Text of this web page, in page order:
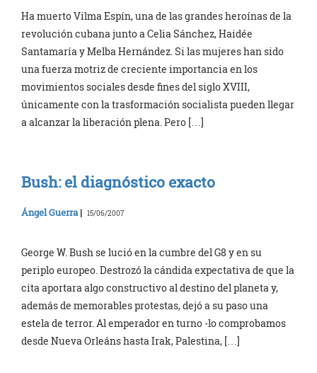
Ha muerto Vilma Espín, una de las grandes heroínas de la
revolución cubana junto a Celia Sánchez, Haidée
Santamaría y Melba Hernández. Si las mujeres han sido
una fuerza motriz de creciente importancia en los
movimientos sociales desde fines del siglo XVIII,
únicamente con la trasformación socialista pueden llegar
a alcanzar la liberación plena. Pero […]
Bush: el diagnóstico exacto
Ángel Guerra | 15/06/2007
George W. Bush se lució en la cumbre del G8 y en su
periplo europeo. Destrozó la cándida expectativa de que la
cita aportara algo constructivo al destino del planeta y,
además de memorables protestas, dejó a su paso una
estela de terror. Al emperador en turno -lo comprobamos
desde Nueva Orleáns hasta Irak, Palestina, […]